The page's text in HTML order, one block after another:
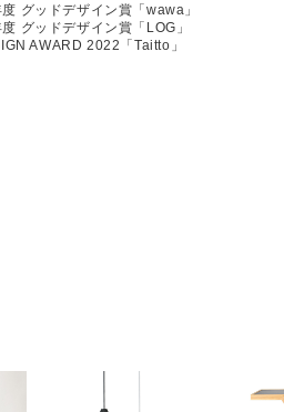
グッドデザイン賞「wawa」
グッドデザイン賞「LOG」
AWARD 2022「Taitto」